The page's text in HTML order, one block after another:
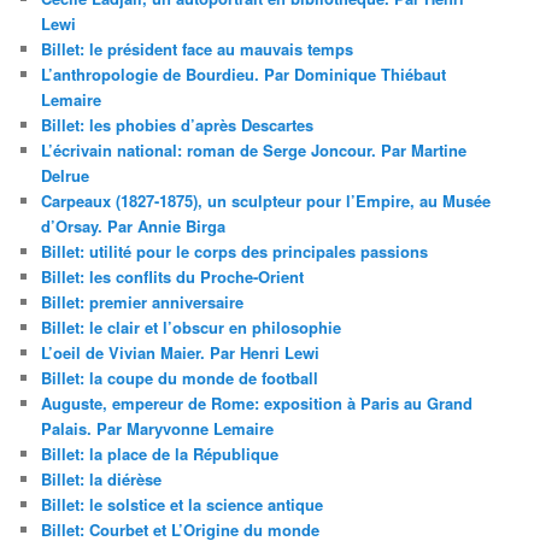
Lewi
Billet: le président face au mauvais temps
L’anthropologie de Bourdieu. Par Dominique Thiébaut
Lemaire
Billet: les phobies d’après Descartes
L’écrivain national: roman de Serge Joncour. Par Martine
Delrue
Carpeaux (1827-1875), un sculpteur pour l’Empire, au Musée
d’Orsay. Par Annie Birga
Billet: utilité pour le corps des principales passions
Billet: les conflits du Proche-Orient
Billet: premier anniversaire
Billet: le clair et l’obscur en philosophie
L’oeil de Vivian Maier. Par Henri Lewi
Billet: la coupe du monde de football
Auguste, empereur de Rome: exposition à Paris au Grand
Palais. Par Maryvonne Lemaire
Billet: la place de la République
Billet: la diérèse
Billet: le solstice et la science antique
Billet: Courbet et L’Origine du monde